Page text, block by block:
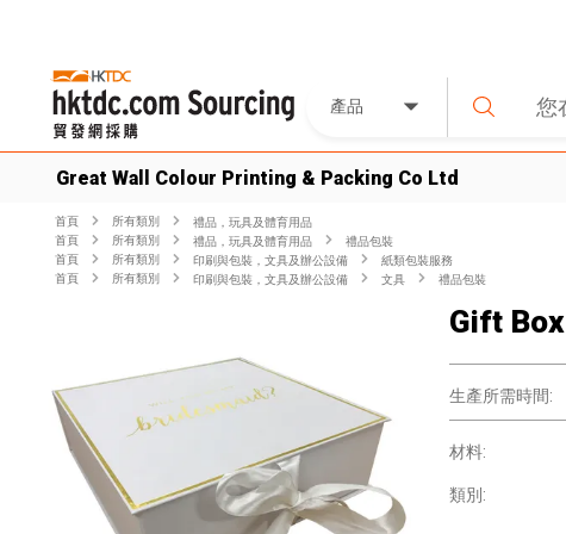
產品
Great Wall Colour Printing & Packing Co Ltd
首頁 所有類別
禮品，玩具及體育用品
首頁
所有類別 禮品，玩具及體育用品
禮品包裝
首頁
所有類別 印刷與包裝，文具及辦公設備
紙類包裝服務
首頁
所有類別 印刷與包裝，文具及辦公設備 文具 禮品包裝
Gift Box
生產所需時間:
材料:
類別: